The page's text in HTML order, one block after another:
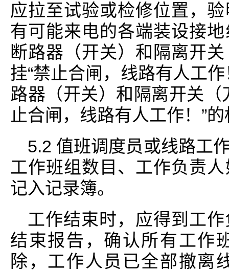
应拉至试验或检修位置，
有可能来电的各端装设接
断路器（开关）和隔离开
挂“禁止合闸，线路有人工
路器（开关）和隔离开关（
止合闸，线路有人工作！”
5.2 值班调度员或线路工
工作班组数目、工作负责
记入记录簿。
工作结束时，应得到工
结束报告，确认所有工作
除，工作人员已全部撤离